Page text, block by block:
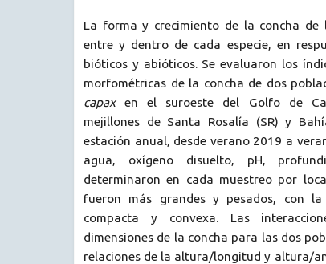
La forma y crecimiento de la concha de
entre y dentro de cada especie, en
bióticos y abióticos. Se evaluaron los
morfométricas de la concha de dos
capaxen el suroeste del Golfo de
mejillones de Santa Rosalía (SR) y
estación anual, desde verano 2019 a
agua, oxígeno disuelto, pH,
determinaron en cada muestreo por
fueron más grandes y pesados, con
compacta y convexa. Las
dimensiones de la concha para las dos
relaciones de la altura/longitud y altura/